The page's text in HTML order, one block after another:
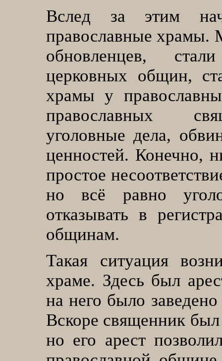
Вслед за этим
православные храмы.
обновленцев,
церковных общин,
храмы у
православных
уголовные дела,
ценностей. Конечно,
простое
но всё равно
отказывать в
общинам.
Такая ситуация
храме. Здесь был
на него было
Вскоре священник
но его арест